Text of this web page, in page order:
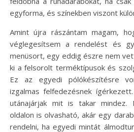
egyforma, és színekben viszont
Amint újra rászántam magam,
véglegesítsem a rendelést és
menüsort, egy eddig észre nem
ki a felsorolt terméktípusok és
Ez az egyedi pólókészítésre
izgalmas felfedezésnek
utánajárjak mit is takar mindez.
oldalon is olvasható, akár egy
rendelni, ha egyedi mintát